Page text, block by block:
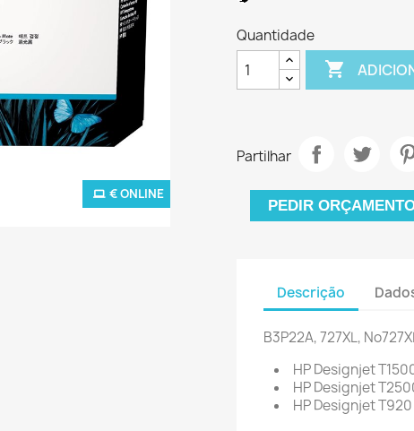
€ ONLINE
Quantidade

Partilhar
PEDIR
Descrição
B3P22A, 727XL,
HP Designjet
HP Designjet
HP Designjet